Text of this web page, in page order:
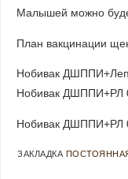
Малышей можно
План вакцинации
Нобивак
Нобивак ДШППИ+РЛ
Нобивак ДШППИ+РЛ
ЗАКЛАДКА